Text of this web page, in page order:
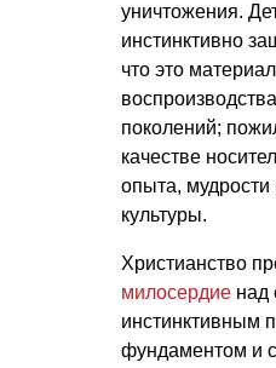
уничтожения.
инстинктивно
что это
поколений;
качестве
опыта, мудрости
культуры.
Христианство
милосердие над
инстинктивным
фундаментом и